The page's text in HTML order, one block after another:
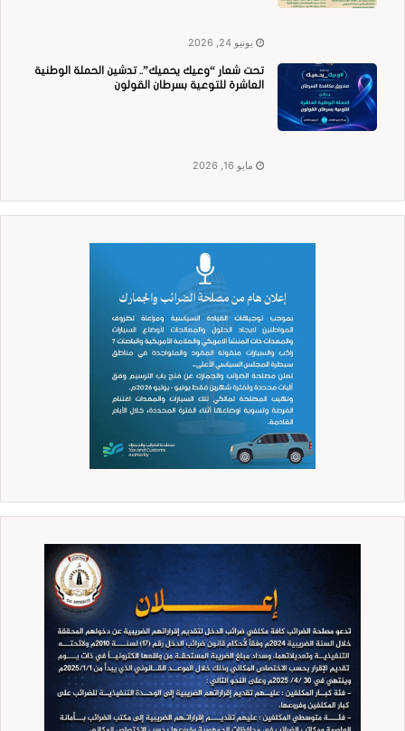
يونيو 24, 2026
تحت شعار “وعيك يحميك”.. تدشين الحملة الوطنية
العاشرة للتوعية بسرطان القولون
مايو 16, 2026